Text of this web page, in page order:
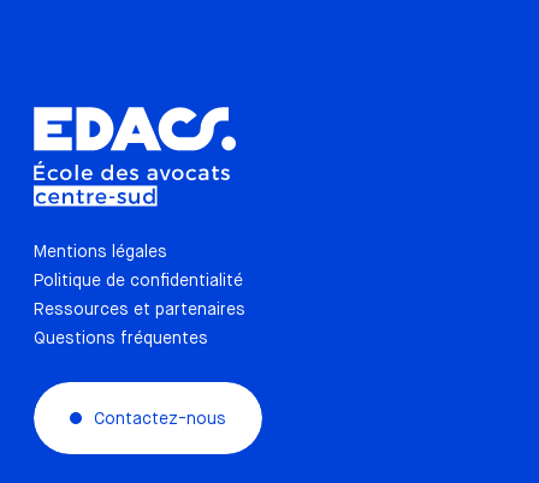
Mentions légales
Politique de confidentialité
Ressources et partenaires
Questions fréquentes
Contactez-nous
uniquement pour améliorer votre